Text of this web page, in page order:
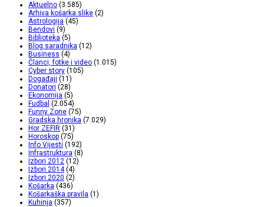
Aktuelno (3.585)
Arhiva košarka slike (2)
Astrologija (45)
Bendovi (9)
Biblioteka (5)
Blog saradnika (12)
Business (4)
Članci, fotke i video (1.015)
Cyber story (105)
Događaji (11)
Donatori (28)
Ekonomija (5)
Fudbal (2.054)
Funny Zone (75)
Gradska hronika (7.029)
Hor ZEFIR (31)
Horoskop (75)
Info Vijesti (192)
Infrastruktura (8)
Izbori 2012 (12)
Izbori 2014(4)
Izbori 2020 (2)
Košarka (436)
Košarkaška pravila (1)
Kuhinja (357)